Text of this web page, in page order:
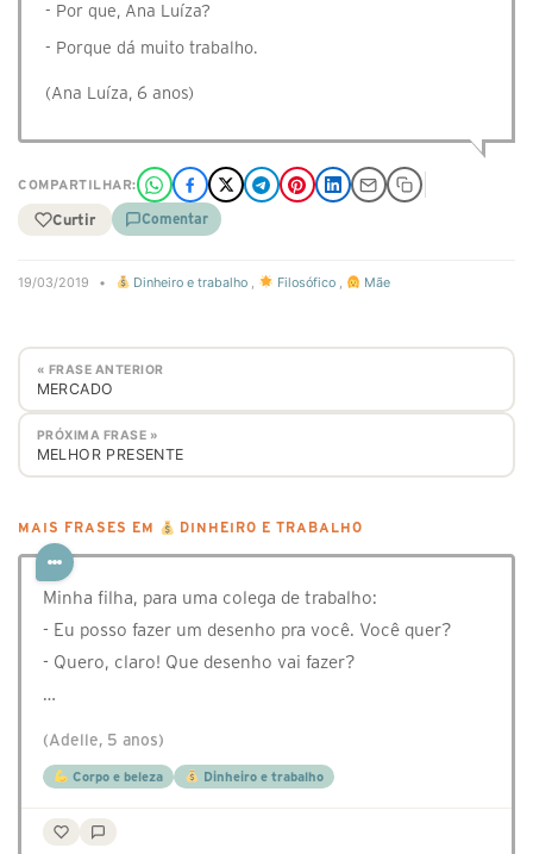
- Por que, Ana Luíza?
- Porque dá muito trabalho.
(Ana Luíza, 6 anos)
COMPARTILHAR:
Curtir Comentar
19/03/2019 • Dinheiro e trabalho , Filosófico, Mãe
« FRASE ANTERIOR
MERCADO
PRÓXIMA FRASE »
MELHOR PRESENTE
MAIS FRASES EM DINHEIRO E TRABALHO
Minha filha, para uma colega de trabalho:
- Eu posso fazer um desenho pra você. Você quer?
- Quero, claro! Que desenho vai fazer?
…
(Adelle, 5 anos)
Corpo e beleza Dinheiro e trabalho